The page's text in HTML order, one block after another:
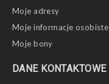
Moje adresy
Moje informacje osobiste
Moje bony
DANE KONTAKTOWE